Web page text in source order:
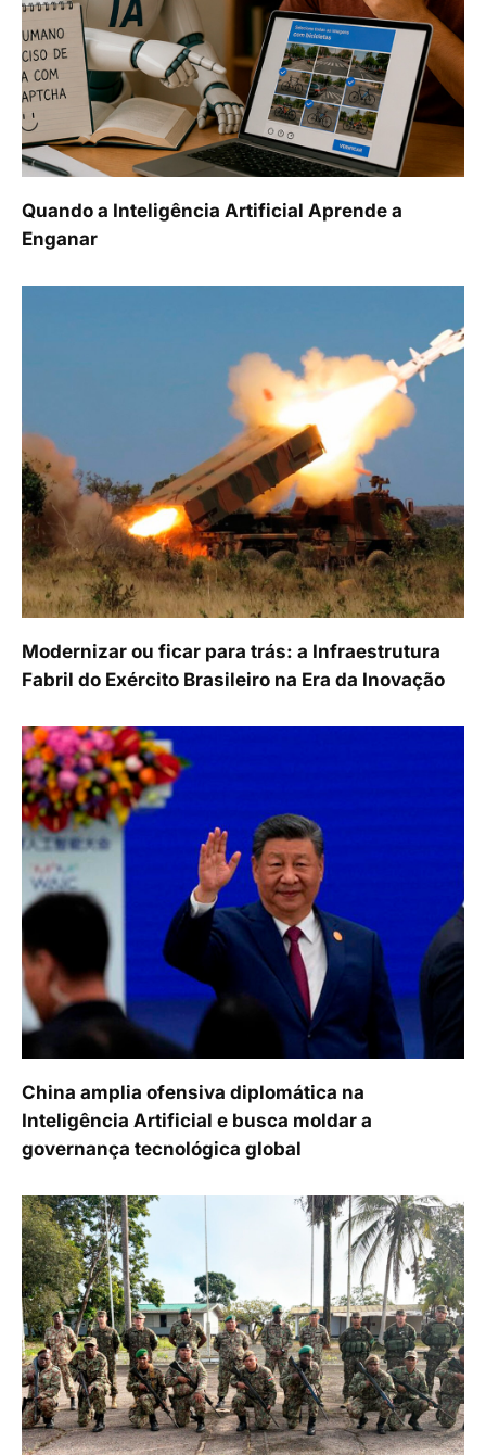
Quando a Inteligência Artificial Aprende a
Enganar
Modernizar ou ficar para trás: a Infraestrutura
Fabril do Exército Brasileiro na Era da Inovação
China amplia ofensiva diplomática na
Inteligência Artificial e busca moldar a
governança tecnológica global